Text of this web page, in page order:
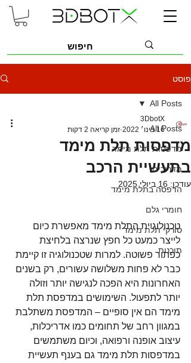
פוסט
All Posts
מדפסות תלת מימד
מדריכים
הדפסה בתלת מימד
חומרי גלם
סורקי תלת מימד
תוכנות
All Posts
מדפסות תלת מימד
בתעשיית הרכב
3DbotX
16 בינו׳ 2022
זמן קריאה 2 דקות
עודכן: 16 ביולי 2025
טכנולוגיית התלת מימד מאפשרת כיום
לייצר כמעט כל חפץ שנרצה בלחיצת
כפתור פשוטה. למרות שטכנולוגיה זו קיימת
כבר לא פחות משלושה עשורים, רק בשנים
האחרונות היא הפכה לנגישה יותר וזולה
יותר לתפעול. השימושים במדפסת תלת
מימד הם אין סופיים – המדפסת משתלבת
במגוון רחב של תחומים כמו אדריכלות,
עיצוב אופנה ורפואה, וכיום משתמשים
במדפסות תלת מימד גם בענף תעשיית